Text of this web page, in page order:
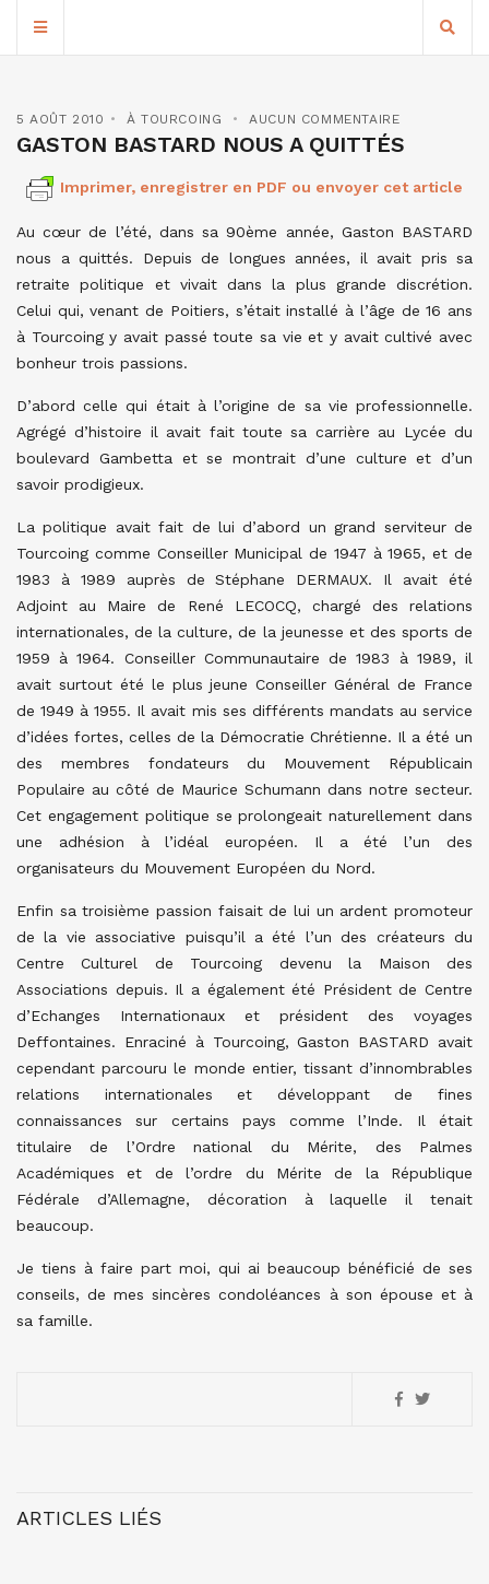
5 AOÛT 2010 À TOURCOING AUCUN COMMENTAIRE
GASTON BASTARD NOUS A QUITTÉS
Imprimer, enregistrer en PDF ou envoyer cet article
Au cœur de l’été, dans sa 90ème année, Gaston BASTARD
nous a quittés. Depuis de longues années, il avait pris sa
retraite politique et vivait dans la plus grande discrétion.
Celui qui, venant de Poitiers, s’était installé à l’âge de 16 ans
à Tourcoing y avait passé toute sa vie et y avait cultivé avec
bonheur trois passions.
D’abord celle qui était à l’origine de sa vie professionnelle.
Agrégé d’histoire il avait fait toute sa carrière au Lycée du
boulevard Gambetta et se montrait d’une culture et d’un
savoir prodigieux.
La politique avait fait de lui d’abord un grand serviteur de
Tourcoing comme Conseiller Municipal de 1947 à 1965, et de
1983 à 1989 auprès de Stéphane DERMAUX. Il avait été
Adjoint au Maire de René LECOCQ, chargé des relations
internationales, de la culture, de la jeunesse et des sports de
1959 à 1964. Conseiller Communautaire de 1983 à 1989, il
avait surtout été le plus jeune Conseiller Général de France
de 1949 à 1955. Il avait mis ses différents mandats au service
d’idées fortes, celles de la Démocratie Chrétienne. Il a été un
des membres fondateurs du Mouvement Républicain
Populaire au côté de Maurice Schumann dans notre secteur.
Cet engagement politique se prolongeait naturellement dans
une adhésion à l’idéal européen. Il a été l’un des
organisateurs du Mouvement Européen du Nord.
Enfin sa troisième passion faisait de lui un ardent promoteur
de la vie associative puisqu’il a été l’un des créateurs du
Centre Culturel de Tourcoing devenu la Maison des
Associations depuis. Il a également été Président de Centre
d’Echanges Internationaux et président des voyages
Deffontaines. Enraciné à Tourcoing, Gaston BASTARD avait
cependant parcouru le monde entier, tissant d’innombrables
relations internationales et développant de fines
connaissances sur certains pays comme l’Inde. Il était
titulaire de l’Ordre national du Mérite, des Palmes
Académiques et de l’ordre du Mérite de la République
Fédérale d’Allemagne, décoration à laquelle il tenait
beaucoup.
Je tiens à faire part moi, qui ai beaucoup bénéficié de ses
conseils, de mes sincères condoléances à son épouse et à
sa famille.
ARTICLES LIÉS